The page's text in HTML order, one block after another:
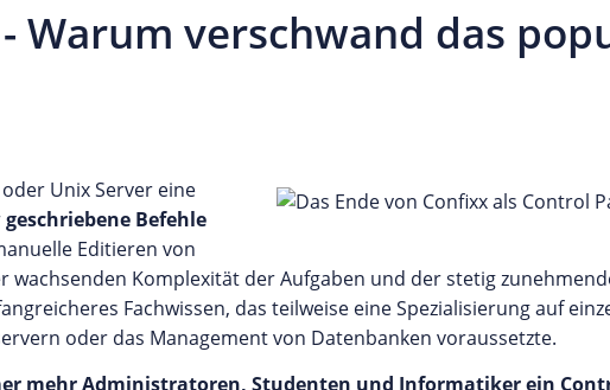
Warum verschwand das
Unix Server eine
geschriebene Befehle
Editieren von
Komplexität der Aufgaben und der stetig
Fachwissen, das teilweise eine Spezialisierung auf
oder das Management von Datenbanken voraussetzte.
mehr Administratoren, Studenten und Informatiker ein